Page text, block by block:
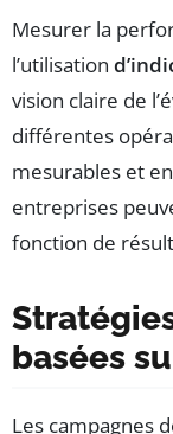
Mesurer la
l’utilisation
vision claire de
différentes
mesurables et
entreprises
fonction de
basées
Les campagnes